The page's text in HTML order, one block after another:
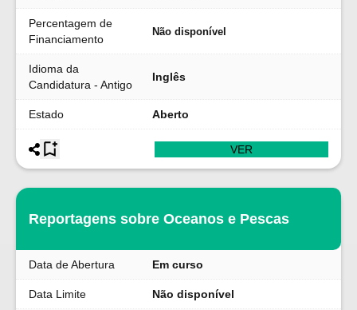
Percentagem de
Financiamento
Não disponível
Idioma da
Candidatura - Antigo
Inglês
Estado Aberto
VER
Reportagens sobre Oceanos e Pescas
Data de Abertura Em curso
Data Limite Não disponível